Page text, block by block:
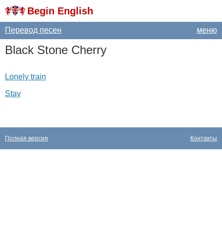
Begin English
меню
Перевод песен
Black Stone Cherry
Lonely train
Stay
Контакты
Полная версия